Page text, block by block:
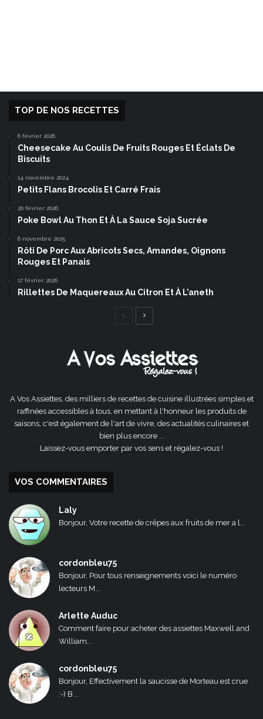
TOP DE NOS RECETTES
6 février 2026
Cheesecake Au Coulis De Fruits Rouges Et Éclats De
Biscuits
14 novembre 2024
Petits Flans Brocolis Et Carré Frais
20 février 2026
Poke Bowl Au Thon Et À La Sauce Soja Sucrée
6 novembre 2025
Rôti De Porc Aux Abricots Secs, Amandes, Oignons
Rouges Et Panais
17 février 2026
Rillettes De Maquereaux Au Citron Et À L’aneth
Page
A Vos Assiettes, des milliers de recettes de cuisine illustrées simples et
raffinées accessibles à tous, en mettant à l'honneur les produits de
saisons, c'est également de l'art de vivre, des actualités culinaires et
bien plus encore ...
Laissez-vous emporter par vos sens et régalez-vous !
VOS COMMENTAIRES
Laly
Bonjour, Votre recette de crêpes aux fruits de mer a l...
cordonbleu75
Bonjour, Pour tous renseignements voici le numéro
lecteurs M...
Arlette Auduc
Comment faire pour acheter des assiettes Maxwell and
William...
cordonbleu75
Bonjour, Effectivement la saucisse de Morteau est crue
:-) B...